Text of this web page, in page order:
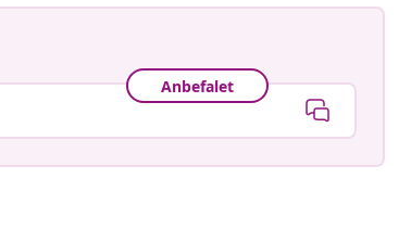
Anbefalet